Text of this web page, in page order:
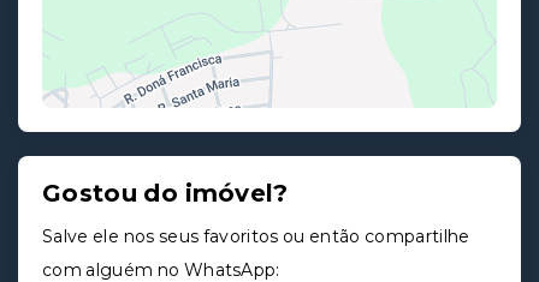
Gostou do imóvel?
Salve ele nos seus favoritos ou então compartilhe
com alguém no WhatsApp: